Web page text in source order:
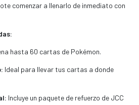
comenzar a llenarlo de inmediato con
hasta 60 cartas de Pokémon.
Ideal para llevar tus cartas a donde
Incluye un paquete de refuerzo de JCC